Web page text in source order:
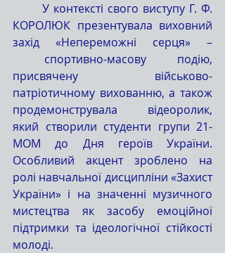
КОРОЛЮК презентувала виховний
захід «Непереможні серця» –
спортивно-масову подію,
присвячену військово-
патріотичному вихованню, а також
продемонструвала відеоролик,
який створили студенти групи 21-
МОМ до Дня героїв України.
Особливий акцент зроблено на
ролі навчальної дисципліни «Захист
України» і на значенні музичного
мистецтва як засобу емоційної
підтримки та ідеологічної стійкості
молоді.